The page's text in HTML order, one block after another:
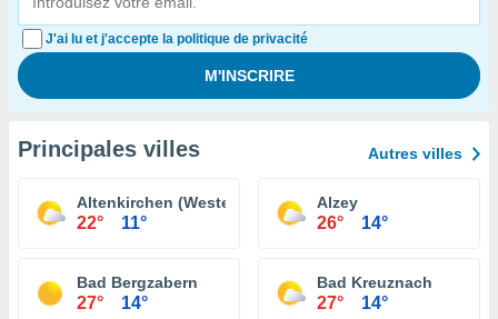
J'ai lu et j'accepte la politique de privacité
Principales villes Autres villes
Altenkirchen (Westerwald)
22° 11°
Alzey
26° 14°
Bad Bergzabern
27° 14°
Bad Kreuznach
27° 14°